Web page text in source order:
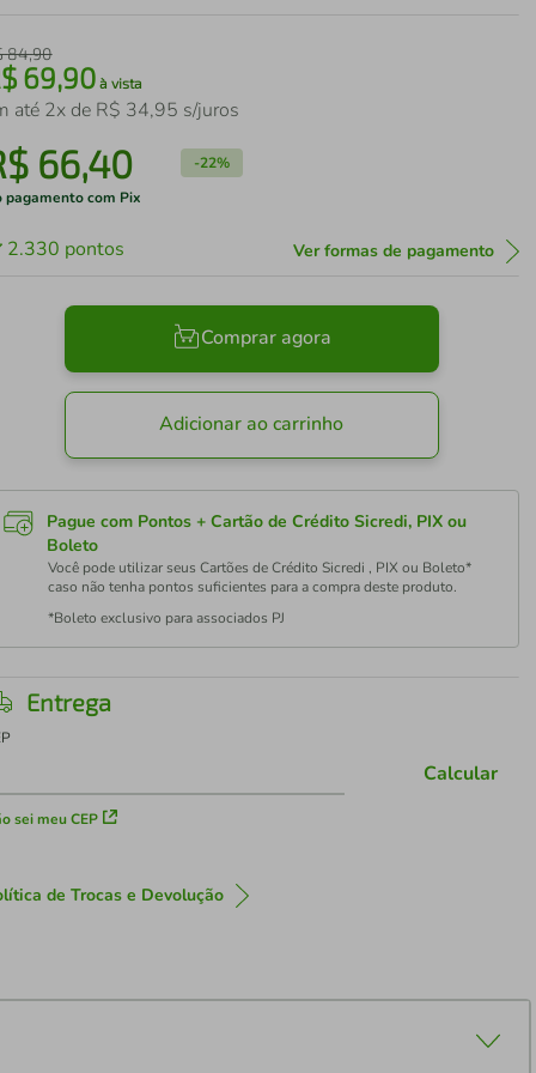
84,90
69,90 à vista
até 2x de R$ 34,95 s/juros
66,40 -22%
pagamento com Pix
2.330 pontos Ver formas de pagamento
Comprar agora
Adicionar ao carrinho
Pague com Pontos + Cartão de Crédito Sicredi, PIX ou
Boleto
Você pode utilizar seus Cartões de Crédito Sicredi , PIX ou Boleto*
caso não tenha pontos suficientes para a compra deste produto.
*Boleto exclusivo para associados PJ
Entrega
sei meu CEP
Calcular
de Trocas e Devolução